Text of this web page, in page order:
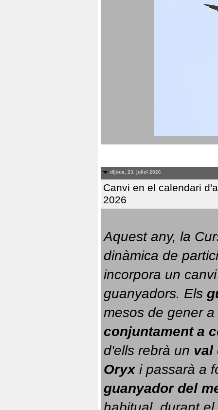
dijous, 23. juliol 2026
Canvi en el calendari
2026
Aquest any, la
dinàmica de
incorpora un
guanyadors. Els
conjuntament a
d'ells rebrà un val
Oryx i passarà a
guanyador del